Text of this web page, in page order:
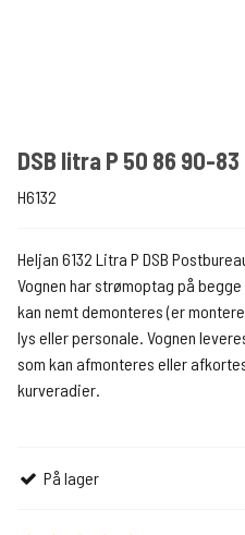
DSB litra P 50 86 90-
H6132
Heljan 6132 Litra P DSB
Vognen har strømoptag på
kan nemt demonteres (er
lys eller personale. Vognen
som kan afmonteres eller
kurveradier.
På lager